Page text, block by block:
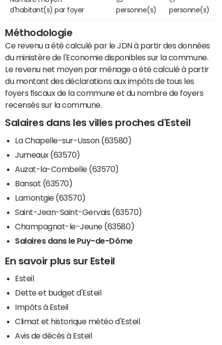
d'habitant(s) par foyer
personne(s)
personne(s)
Méthodologie
Ce revenu a été calculé par le JDN à partir des données
du ministère de l'Economie disponibles sur la commune.
Le revenu net moyen par ménage a été calculé à partir
du montant des déclarations aux impôts de tous les
foyers fiscaux de la commune et du nombre de foyers
recensés sur la commune.
Salaires dans les villes proches d'Esteil
La Chapelle-sur-Usson (63580)
Jumeaux (63570)
Auzat-la-Combelle (63570)
Bansat (63570)
Lamontgie (63570)
Saint-Jean-Saint-Gervais (63570)
Champagnat-le-Jeune (63580)
Salaires dans le Puy-de-Dôme
En savoir plus sur Esteil
Esteil
Dette et budget d'Esteil
Impôts à Esteil
Climat et historique météo d'Esteil
Avis de décès à Esteil